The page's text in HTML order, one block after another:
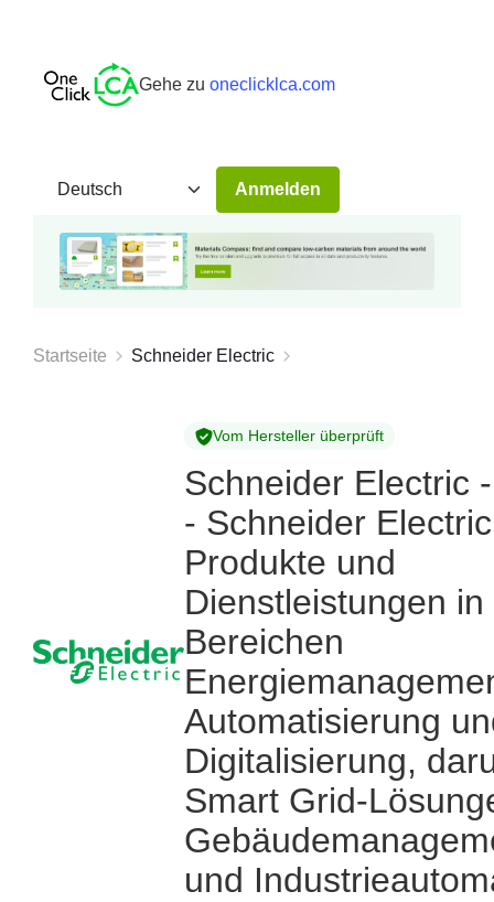
Gehe zu oneclicklca.com
Anmelden
Startseite Schneider Electric
Vom Hersteller überprüft
Schneider Electric
- Schneider
Produkte und
Dienstleistungen in
Bereichen
Automatisierung
Digitalisierung,
Smart Grid-
und